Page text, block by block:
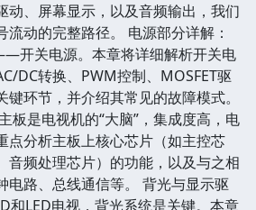
动、屏幕显示，以及音频输出，我们
流动的完整路径。 电源部分详解：
开关电源。本章将详细解析开关电
DC转换、PWM控制、MOSFET驱
环节，并介绍其常见的故障模式。
板是电视机的“大脑”，集成度高，电
点分析主板上核心芯片（如主控芯
音频处理芯片）的功能，以及与之相
电路、总线通信等。 背光与显示驱
和LED电视，背光系统是关键。本章